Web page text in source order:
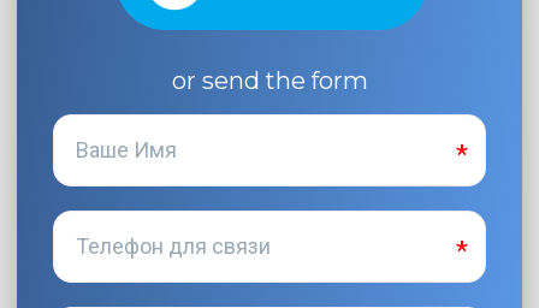
or send the form